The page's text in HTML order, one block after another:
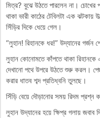
মিত্র? বুঝে উঠতে পারলেন না। চোখের
থাকা ভারী কাঠের টেবিলটা এক ঝটকায়
সিঁড়ির দিকে ধেয়ে গেল।
“লুহান! রিহানকে ধর!” উদ্যানের গর্জন
​লুহান কোনোমতে কাঁপতে থাকা রিহানকে
দেখানো পথে উপরে উঠতে শুরু করল।
করার ধাতব শব্দ প্রতিধ্বনি তুলছে।
সিঁড়ি বেয়ে দৌড়ানোর সময় রিদম প্রশ্ন
লুহান উদ্যানের হয়ে ক্ষিপ্র গলায় জবাব